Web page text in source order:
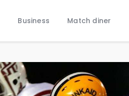
Business Match diner